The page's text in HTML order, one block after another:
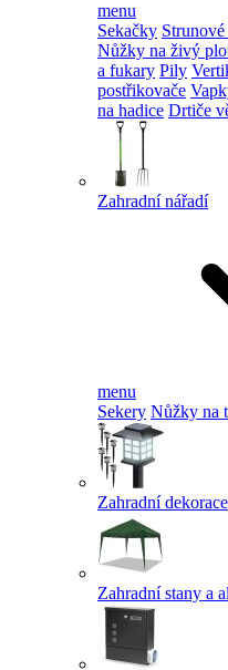
menu
Sekačky
Nůžky na živý
a fukary Pily
postřikovače
na hadice Drtiče
Zahradní nářadí
menu
Sekery Nůžky na
Zahradní dekorace
Zahradní stany a